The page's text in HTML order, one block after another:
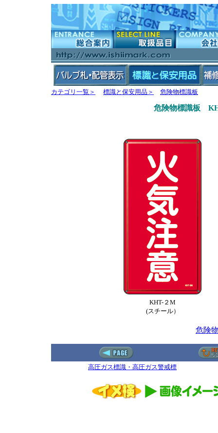
カテゴリ一覧＞ 標識と保安用品＞ 危険物標識板
危険物標識板
KHT-２M
(スチール）
危険
高圧ガス標識・高圧ガス警戒標